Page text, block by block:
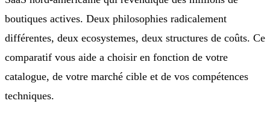
boutiques actives. Deux philosophies radicalement
différentes, deux ecosystemes, deux structures de coûts. Ce
comparatif vous aide a choisir en fonction de votre
catalogue, de votre marché cible et de vos compétences
techniques.